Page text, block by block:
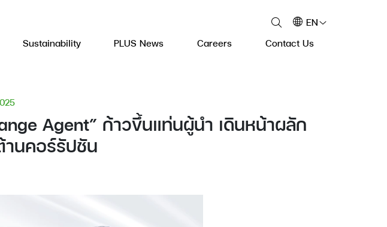
EN
Sustainability PLUS News Careers Contact Us
Agent” ก้าวขึ้นแท่นผู้นำ เดินหน้าผลัก
นคอร์รัปชัน